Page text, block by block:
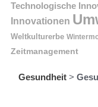
Technologische
Innovationen
Weltkulturerbe
Zeitmanagement
Gesundheit>